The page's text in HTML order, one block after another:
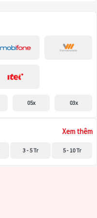
05x 03x
Xem thêm
3 - 5 Tr 5 - 10 Tr